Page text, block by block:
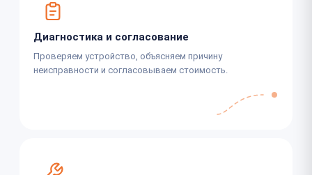
Диагностика и согласование
Проверяем устройство, объясняем причину
неисправности и согласовываем стоимость.